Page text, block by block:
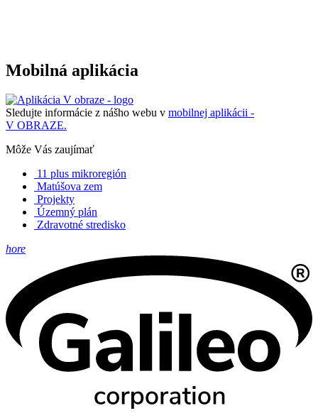
Mobilná aplikácia
Sledujte informácie z nášho webu v mobilnej aplikácii -
V OBRAZE.
Môže Vás zaujímať
11 plus mikroregión
Matúšova zem
Projekty
Územný plán
Zdravotné stredisko
hore